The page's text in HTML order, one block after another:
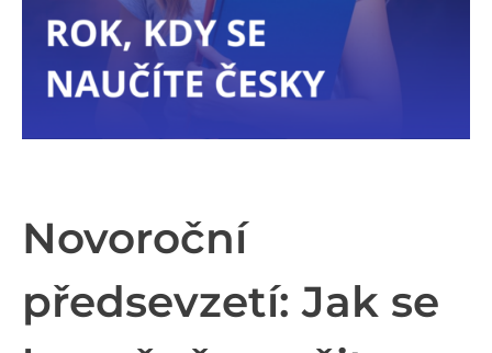
Novoroční
předsevzetí: Jak se